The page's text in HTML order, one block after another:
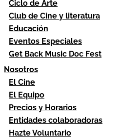
Ciclo de Arte
Club de Cine y literatura
Educación
Eventos Especiales
Get Back Music Doc Fest
Nosotros
El Cine
El Equipo
Precios y Horarios
Entidades colaboradoras
Hazte Voluntario